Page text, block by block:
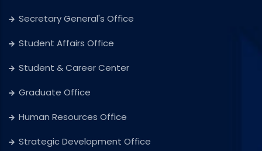
Secretary General's Office
Student Affairs Office
Student & Career Center
Graduate Office
Human Resources Office
Strategic Development Office